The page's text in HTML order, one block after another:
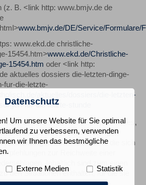
(z. B. <link http: www.bmjv.de de
www.bmjv.de/DE/Service/Formulare/
www.ekd.de christliche-
15454.htm>www.ekd.de/Christliche-
15454.htm oder <link http:
aktuelles dossiers die-letzten-dinge-
fur-die-letzte-
aktuelles/dossiers/die-letzten-
fur-die-letzte-stunde
benutzt wird und wenn ja welches,
denn dieseMuster bringen
zum Ausdruck, die sich
zur Reichweite einer
Inhaltlich sind zum einen
den Situationen enthalten, für die sie
Datenschutz
Um unsere Website für Sie optimal
zu verbessern, verwenden
wir Ihnen das bestmögliche
Externe Medien Statistik